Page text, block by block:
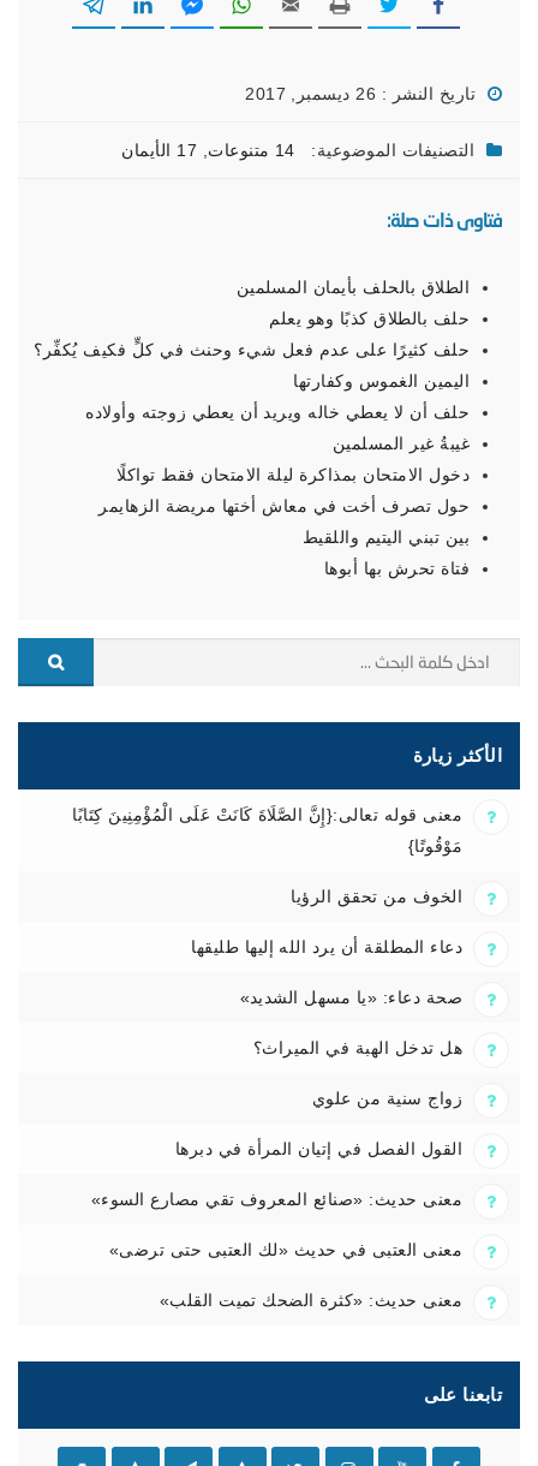
تاريخ النشر : 26 ديسمبر, 2017
التصنيفات الموضوعية: 14 متنوعات 17 الأيمان
فتاوى ذات صلة:
الطلاق بالحلف بأيمان المسلمين
حلف بالطلاق كذبًا وهو يعلم
حلف كثيرًا على عدم فعل شيء وحنث في كلٍّ فكيف يُكفِّر؟
اليمين الغموس وكفارتها
حلف أن لا يعطي خاله ويريد أن يعطي زوجته وأولاده
غيبةُ غير المسلمين
دخول الامتحان بمذاكرة ليلة الامتحان فقط تواكلًا
حول تصرف أخت في معاش أختها مريضة الزهايمر
بين تبني اليتيم واللقيط
فتاة تحرش بها أبوها
الأكثر زيارة
معنى قوله تعالى:{إِنَّ الصَّلَاةَ كَانَتْ عَلَى الْمُؤْمِنِينَ كِتَابًا
مَوْقُوتًا}
الخوف من تحقق الرؤيا
دعاء المطلقة أن يرد الله إليها طليقها
صحة دعاء: «يا مسهل الشديد»
هل تدخل الهبة في الميراث؟
زواج سنية من علوي
القول الفصل في إتيان المرأة في دبرها
معنى حديث: «صنائع المعروف تقي مصارع السوء»
معنى العتبى في حديث «لك العتبى حتى ترضى»
معنى حديث: «كثرة الضحك تميت القلب»
تابعنا على